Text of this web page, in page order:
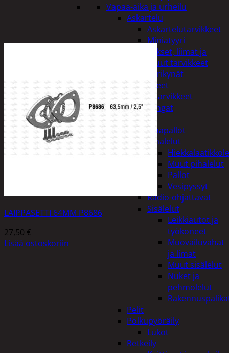
Vapaa-aika ja urheilu
Askartelu
Askartelutarvikkeet
Miniatyyri
Sakset, liimat ja
muut tarvikkeet
Värikynät
Harrasteet
Käsityötarvikkeet
Langat
Lelut
Ilmapallot
Pihalelut
Muut pihalelut
Pallot
Vesipyssyt
Radio-ohjattavat
Sisälelut
Leikkiautot ja
työkoneet
Muovailuvahat
ja limat
Muut sisälelut
Nuket ja
pehmolelut
Pelit
Polkupyöräily
Lukot
Retkeily
LAIPPASETTI 64MM P8686
27,50 €
Lisää ostoskoriin